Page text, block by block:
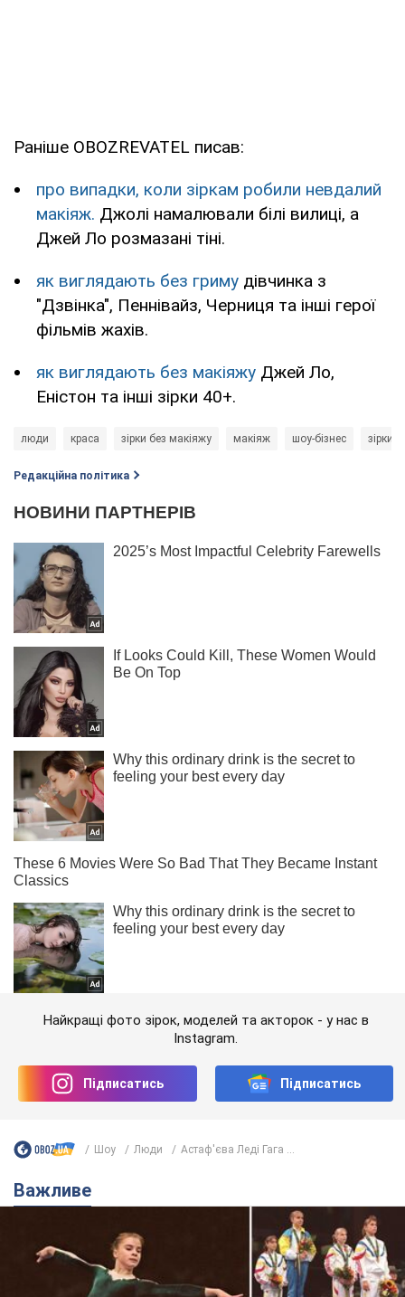
Раніше OBOZREVATEL писав:
про випадки, коли зіркам робили невдалий
макіяж. Джолі намалювали білі вилиці, а
Джей Ло розмазані тіні.
як виглядають без гриму дівчинка з
"Дзвінка", Пеннівайз, Черниця та інші герої
фільмів жахів.
як виглядають без макіяжу Джей Ло,
Еністон та інші зірки 40+.
люди краса зірки без макіяжу макіяж шоу-бізнес зірки
Редакційна політика
Найкращі фото зірок, моделей та акторок - у нас в
Instagram.
Підписатись Підписатись
Шоу Люди Астаф'єва Леді Гага ...
Важливе